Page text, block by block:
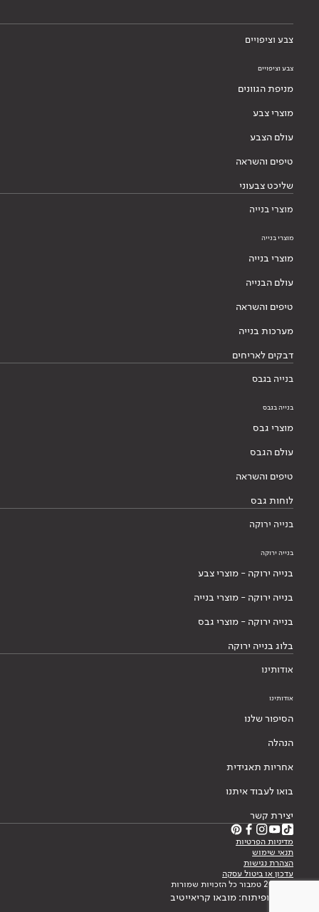
צבע וציפויים
צבע וציפויים
מניפת הגוונים
מוצרי צבע
עולם הצבע
טיפים והשראה
שליכט צבעוני
מוצרי בנייה
מוצרי בנייה
מוצרי בנייה
עולם הבנייה
טיפים והשראה
מערכות בנייה
דבקים לאריחים
בנייה בגבס
בנייה בגבס
מוצרי גבס
עולם הגבס
טיפים והשראה
לוחות גבס
בנייה ירוקה
בנייה ירוקה
בנייה ירוקה - מוצרי צבע
בנייה ירוקה - מוצרי בנייה
בנייה ירוקה - מוצרי גבס
בלוג בנייה ירוקה
אודותינו
אודותינו
הסיפור שלנו
הנהלה
אחריות תאגידית
בואו לעבוד איתנו
יצירת קשר
מדיניות הפרטיות
תנאי שימוש
הצהרת נגישות
עדכון או ביטול עסקה
© 2026 טמבור כל הזכויות שמורות
עיצוב ופיתוח: מובאו קריאייטיב